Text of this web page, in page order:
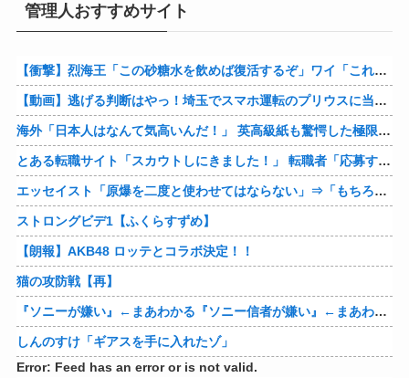
管理人おすすめサイト
【衝撃】烈海王「この砂糖水を飲めば復活するぞ」ワイ「これはトンデモ理論やろなぁ」ﾍﾟﾗ←結果ｗｗｗｗ
【動画】逃げる判断はやっ！埼玉でスマホ運転のプリウスに当て逃げされる車載。
海外「日本人はなんて気高いんだ！」 英高級紙も驚愕した極限の中の日本人の姿に世界が衝撃
とある転職サイト「スカウトしにきました！」 転職者「応募するわ！」 → 結果ｗｗｗｗｗ
エッセイスト「原爆を二度と使わせてはならない」⇒「もちろん中国の核も非難する？」⇒「中国の核は綺麗な核！」
ストロングビデ1【ふくらすずめ】
【朗報】AKB48 ロッテとコラボ決定！！
猫の攻防戦【再】
『ソニーが嫌い』←まあわかる『ソニー信者が嫌い』←まあわかる『任天堂信者が嫌い』←まあわかる
しんのすけ「ギアスを手に入れたゾ」
Error: Feed has an error or is not valid.